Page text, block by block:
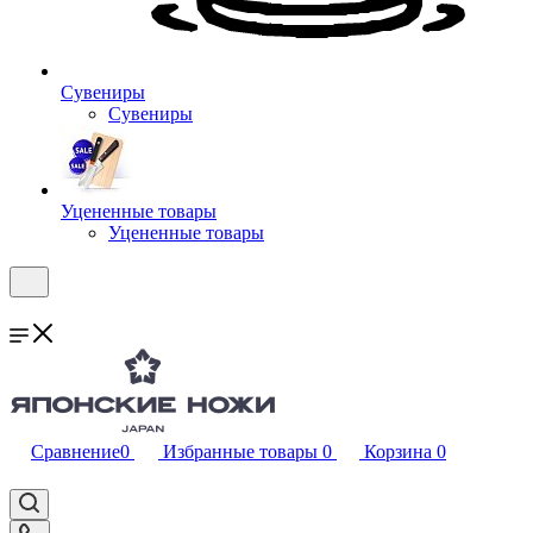
Сувениры
Сувениры
Уцененные товары
Уцененные товары
Сравнение0 Избранные товары 0 Корзина 0